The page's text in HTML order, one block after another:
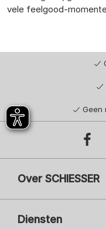
vele feelgood-
Geen
Over SCHIESSER
Diensten